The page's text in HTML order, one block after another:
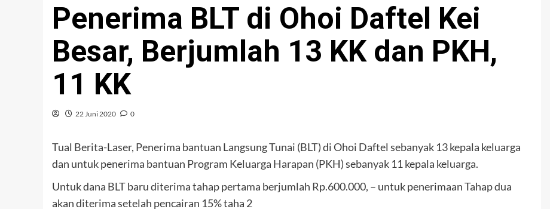
Penerima BLT di Ohoi Daftel Kei
Besar, Berjumlah 13 KK dan PKH,
11 KK
22 Juni 2020 0
Tual Berita-Laser, Penerima bantuan Langsung Tunai (BLT) di Ohoi Daftel sebanyak 13 kepala keluarga
dan untuk penerima bantuan Program Keluarga Harapan (PKH) sebanyak 11 kepala keluarga.
Untuk dana BLT baru diterima tahap pertama berjumlah Rp.600.000, – untuk penerimaan Tahap dua
akan diterima setelah pencairan 15% taha 2